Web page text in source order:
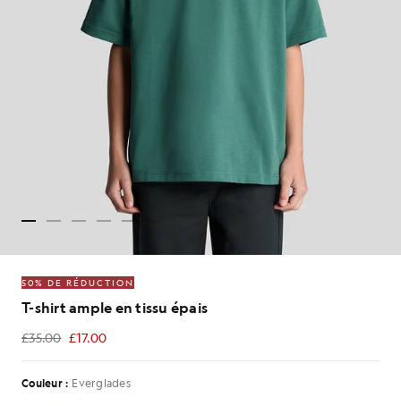
50% DE RÉDUCTION
T-shirt ample en tissu épais
£35.00 £17.00
£17.00
Couleur : Everglades